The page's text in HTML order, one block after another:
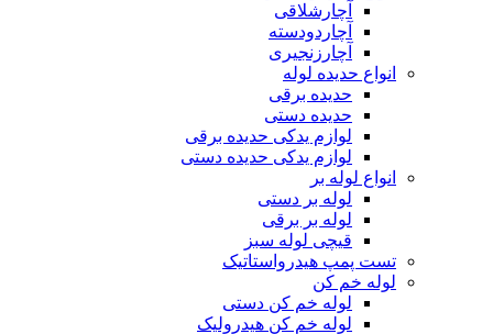
آچارشلاقی
آچاردودسته
آچارزنجیری
انواع حدیده لوله
حدیده برقی
حدیده دستی
لوازم یدکی حدیده برقی
لوازم یدکی حدیده دستی
انواع لوله بر
لوله بر دستی
لوله بر برقی
قیچی لوله سبز
تست پمپ هیدرواستاتیک
لوله خم کن
لوله خم کن دستی
لوله خم کن هیدرولیک